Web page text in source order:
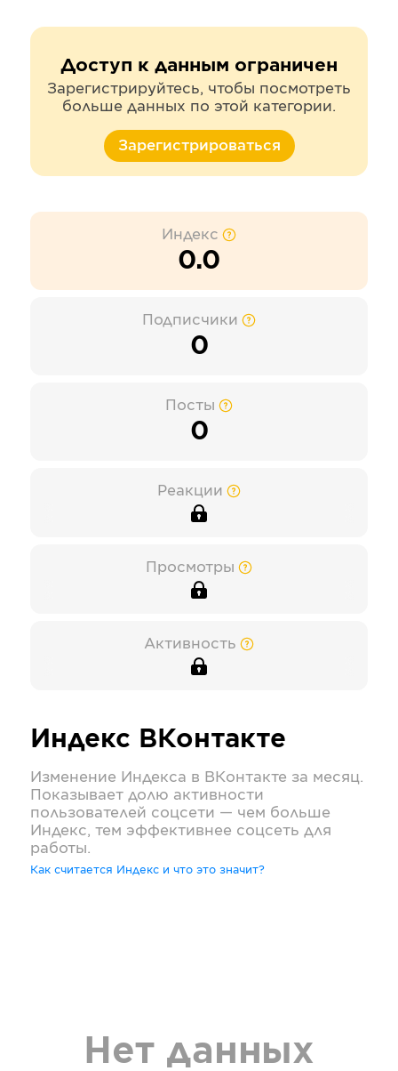
Доступ к данным ограничен
Зарегистрируйтесь, чтобы посмотреть
больше данных по этой категории.
Зарегистрироваться
Индекс
0.0
Подписчики
0
Посты
0
Реакции
Просмотры
Активность
Индекс ВКонтакте
Изменение Индекса в ВКонтакте за месяц.
Показывает долю активности
пользователей соцсети — чем больше
Индекс, тем эффективнее соцсеть для
работы.
Как считается Индекс и что это значит?
Нет данных